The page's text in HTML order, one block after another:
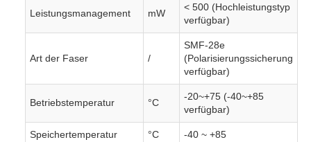
Leistungsmanagement mW
< 500 (Hochleistungstyp
verfügbar)
Art der Faser /
SMF-28e
(Polarisierungssicherung
verfügbar)
Betriebstemperatur °C
-20~+75 (-40~+85
verfügbar)
Speichertemperatur °C -40 ~ +85